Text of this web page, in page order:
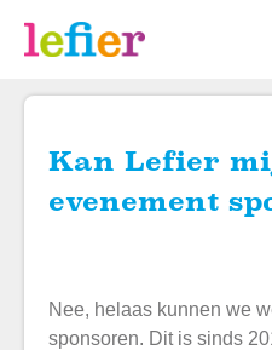
Naar de homepage
Home Over Lefier
Kan Lefier mijn club of
Kan Lefier mijn club of
evenement
Nee, helaas kunnen we
sponsoren. Dit is sinds